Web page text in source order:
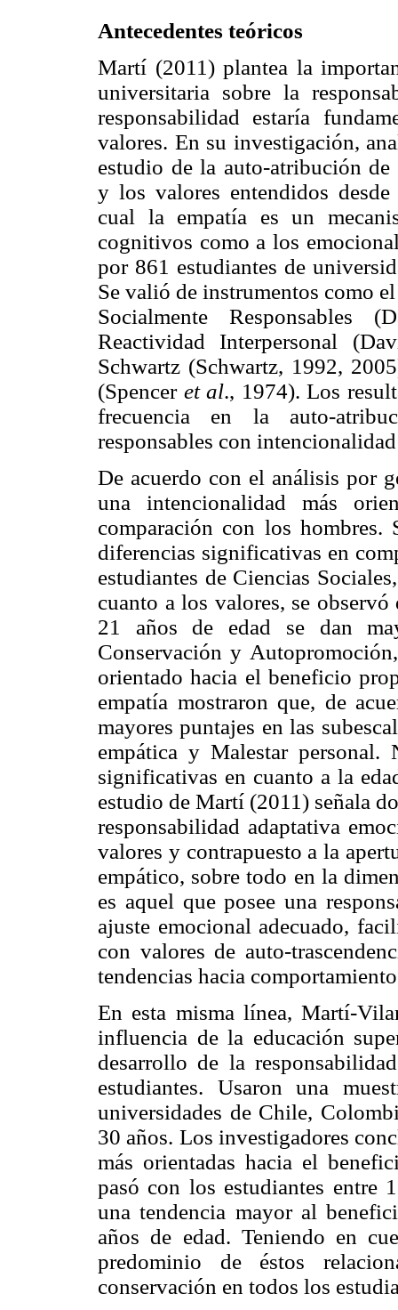
Antecedentes teóricos
Martí (2011) plantea la
universitaria sobre la
responsabilidad estaría
valores. En su investigación,
estudio de la auto-atribución de
y los valores entendidos
cual la empatía es un
cognitivos como a los
por 861 estudiantes de
Se valió de instrumentos como
Socialmente Responsables
Reactividad Interpersonal
Schwartz (Schwartz, 1992,
(Spencer et al., 1974). Los
frecuencia en la auto-
responsables con
De acuerdo con el análisis por
una intencionalidad más
comparación con los hombres.
diferencias significativas en
estudiantes de Ciencias
cuanto a los valores, se
21 años de edad se dan
Conservación y
orientado hacia el beneficio
empatía mostraron que, de
mayores puntajes en las
empática y Malestar personal.
significativas en cuanto a la
estudio de Martí (2011) señala
responsabilidad adaptativa
valores y contrapuesto a la
empático, sobre todo en la
es aquel que posee una
ajuste emocional adecuado,
con valores de auto-
tendencias hacia
En esta misma línea, Martí-
influencia de la educación
desarrollo de la
estudiantes. Usaron una
universidades de Chile,
30 años. Los investigadores
más orientadas hacia el
pasó con los estudiantes entre
una tendencia mayor al
años de edad. Teniendo en
predominio de éstos
conservación en todos los